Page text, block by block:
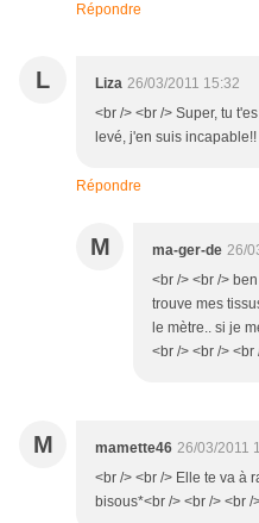
Répondre
L Liza 26/03/2011 15:32
<br /> <br /> Super, tu
levé, j'en suis
Répondre
M ma-ger-de 26/
<br /> <br />
trouve mes
le mètre.. si je
<br /> <br /> <br
M mamette46 26/03/2011
<br /> <br /> Elle te va à
bisous*<br /> <br /> <br /